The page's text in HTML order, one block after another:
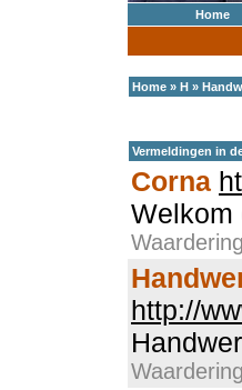
Home
Home » H »
Vermeldingen in
Corna
Welkom
http://